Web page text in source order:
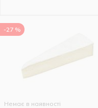
-27 %
Немає в наявності